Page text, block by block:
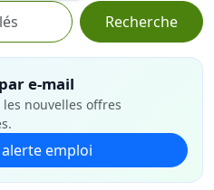
Recherche
e-mail
nouvelles offres
emploi